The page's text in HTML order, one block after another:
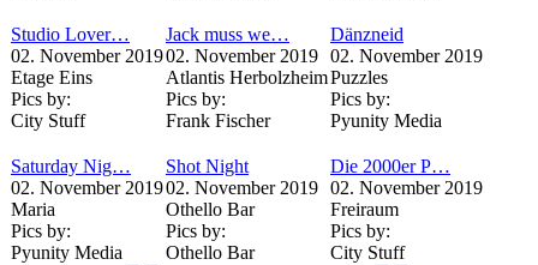
Studio Lover…
02. November 2019
Etage Eins
Pics by:
City Stuff
Jack muss we…
02. November 2019
Atlantis Herbolzheim
Pics by:
Frank Fischer
Dänzneid
02. November 2019
Puzzles
Pics by:
Pyunity Media
Saturday Nig…
02. November 2019
Maria
Pics by:
Pyunity Media
Shot Night
02. November 2019
Othello Bar
Pics by:
Othello Bar
Die 2000er P…
02. November 2019
Freiraum
Pics by:
City Stuff